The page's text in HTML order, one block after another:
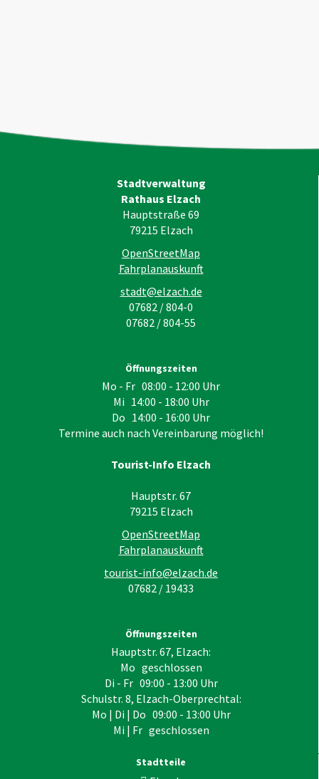
Stadtverwaltung
Rathaus Elzach
Hauptstraße 69
79215 Elzach
OpenStreetMap
Fahrplanauskunft
stadt@elzach.de
07682 / 804-0
07682 / 804-55
Öffnungszeiten
Mo - Fr 08:00 - 12:00 Uhr
Mi 14:00 - 18:00 Uhr
Do 14:00 - 16:00 Uhr
Termine auch nach Vereinbarung möglich!
Tourist-Info Elzach
Hauptstr. 67
79215 Elzach
OpenStreetMap
Fahrplanauskunft
tourist-info@elzach.de
07682 / 19433
Öffnungszeiten
Hauptstr. 67, Elzach:
Mo geschlossen
Di - Fr 09:00 - 13:00 Uhr
Schulstr. 8, Elzach-Oberprechtal:
Mo | Di | Do 09:00 - 13:00 Uhr
Mi | Fr geschlossen
Stadtteile